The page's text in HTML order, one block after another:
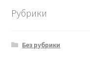
Рубрики
Без рубрики